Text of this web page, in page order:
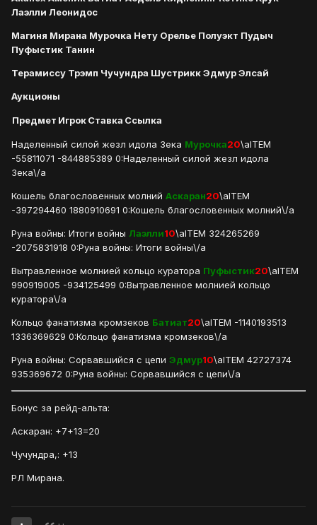
Лаэлли Леонидос
Магиня Мирана Мурочка Нету Орелье Полуэкт Пудыч
Пуфыстик Танин
Терамиссу Трэмп Чучундра Шустрикк Эдмур Элсай
Аукционы
Предмет ИгрокСтавка Ссылка
Наделенный силой жезл идола Зека Мурочка20\aITEM
-55811071 -844885389 0:Наделенный силой жезл идола
Зека\/a
Кошель благословенных молний Аскаран20\aITEM
-397294460 1880910691 0:Кошель благословенных молний\/a
Руна войны: Итоги войны Лаэлли10\aITEM 324265269
-2075831918 0:Руна войны: Итоги войны\/a
Вытравленное молнией кольцо куратора Пуфыстик20\aITEM
990919005 -934125499 0:Вытравленное молнией кольцо
куратора\/a
Кольцо фанатизма кромзеков Батиат20\aITEM -1140193513
1336369629 0:Кольцо фанатизма кромзеков\/a
Руна войны: Сорвавшийся с цепи Эдмур10\aITEM 42727374
935369672 0:Руна войны: Сорвавшийся с цепи\/a
Бонус за рейд-альта:
Аскаран: +7+13=20
Чучундра,: +13
РЛ Мирана.